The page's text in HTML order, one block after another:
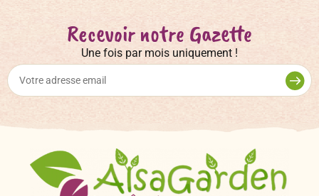
Recevoir notre Gazette
Une fois par mois uniquement !